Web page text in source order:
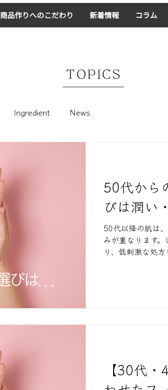
商品作りへのこだわり 新着情報 コラム
TOPICS
Ingredient News
50代から
びは潤い
50代以降の肌は
みが重なります
り、低刺激な処
【30代